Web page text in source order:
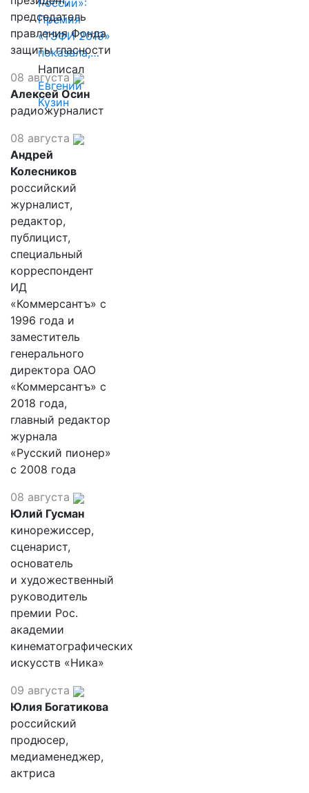
России»:
Премия
«ТЭФИ 2019»
показала,…
Написал
Евгений
Кузин
председатель
правления Фонда
защиты гласности
08 августа
Алексей Осин
радиожурналист
08 августа
Андрей
Колесников
российский
журналист,
редактор,
публицист,
специальный
корреспондент
ИД
«Коммерсантъ» с
1996 года и
заместитель
генерального
директора ОАО
«Коммерсантъ» с
2018 года,
главный редактор
журнала
«Русский пионер»
с 2008 года
08 августа
Юлий Гусман
кинорежиссер,
сценарист,
основатель
и художественный
руководитель
премии Рос.
академии
кинематографических
искусств «Ника»
09 августа
Юлия Богатикова
российский
продюсер,
медиаменеджер,
актриса